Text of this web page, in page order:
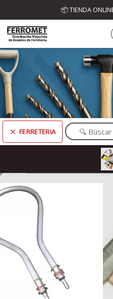
📦 TIENDA
CÓMO COMPRAR
CONTACTO
FERRETERIA
Comprá online productos de